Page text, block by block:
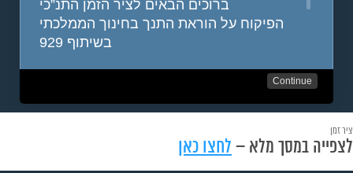
ציר זמן
לצפייה במסך מלא – לחצו כאן